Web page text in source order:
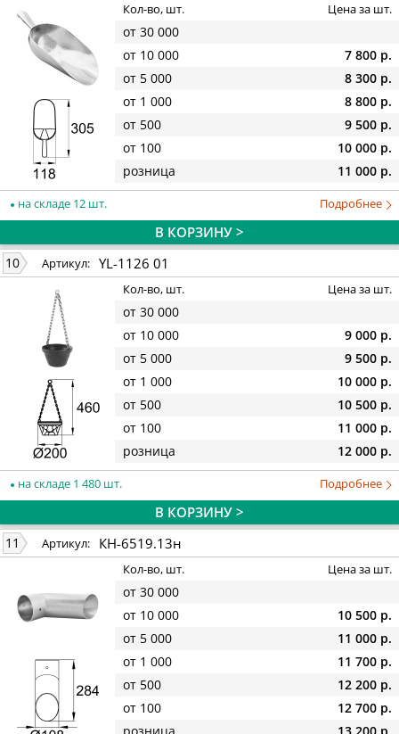
Кол-во, шт. Цена за шт.
от 30 000
от 10 000
7 800 р.
от 5 000
8 300 р.
от 1 000
8 800 р.
от 500
9 500 р.
от 100
10 000 р.
розница
11 000 р.
на складе 12 шт. Подробнее
В КОРЗИНУ >
10 Артикул: YL-1126 01
Кол-во, шт. Цена за шт.
от 30 000
от 10 000
9 000 р.
от 5 000
9 500 р.
от 1 000
10 000 р.
от 500
10 500 р.
от 100
11 000 р.
розница
12 000 р.
на складе 1 480 шт. Подробнее
В КОРЗИНУ >
11 Артикул: КН-6519.13н
Кол-во, шт. Цена за шт.
от 30 000
от 10 000
10 500 р.
от 5 000
11 000 р.
от 1 000
11 700 р.
от 500
12 200 р.
от 100
12 700 р.